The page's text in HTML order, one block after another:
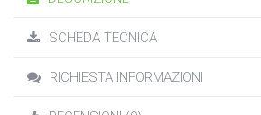
SCHEDA TECNICA
RICHIESTA INFORMAZIONI